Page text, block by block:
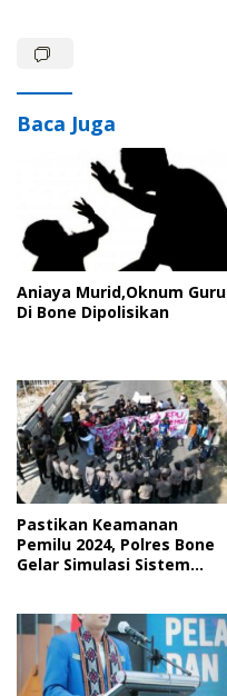
Baca Juga
Aniaya Murid,Oknum Guru
Di Bone Dipolisikan
Pastikan Keamanan
Pemilu 2024, Polres Bone
Gelar Simulasi Sistem